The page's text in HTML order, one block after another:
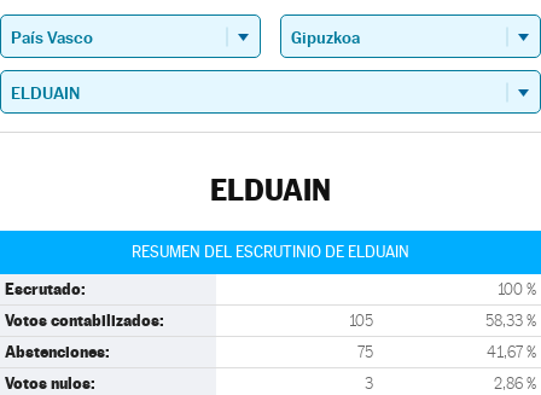
ELDUAIN
RESUMEN DEL ESCRUTINIO DE ELDUAIN
Escrutado: 100 %
Votos contabilizados: 105 58,33 %
Abstenciones: 75 41,67 %
Votos nulos: 3 2,86 %